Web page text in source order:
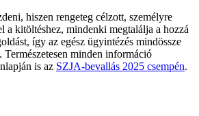
hiszen rengeteg célzott, személyre
a kitöltéshez, mindenki megtalálja a hozzá
így az egész ügyintézés mindössze
Természetesen minden információ
is az SZJA-bevallás 2025 csempén.